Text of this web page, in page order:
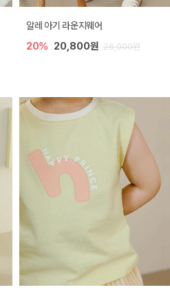
알레 아기 라운지웨어
20% 20,800원 26,000원